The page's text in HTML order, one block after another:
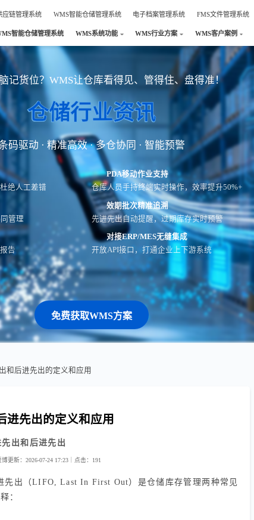
应链管理系统 WMS智能仓储管理系统 电子档案管理系统 FMS文件管理系统
智能仓储管理系统 WMS系统功能 WMS行业方案 WMS客户案例
记货位？WMS让仓库看得见、管得住、盘得准！
仓储行业资讯
码驱动 · 精准高效 · 多仓协同 · 智能预警
绝人工差错
PDA移动作业支持
仓库人员手持终端实时操作，效率提升50%+
管理
效期批次精准追溯
先进先出自动提醒，过期库存实时预警
告
对接ERP/MES无缝集成
开放API接口，打通企业上下游系统
免费获取WMS方案
和后进先出的定义和应用
进先出的定义和应用
先出和后进先出
博更新：2026-07-24 17:23｜ 点击： 191
出（LIFO, Last In First Out）是仓储库存管理两种常见
：